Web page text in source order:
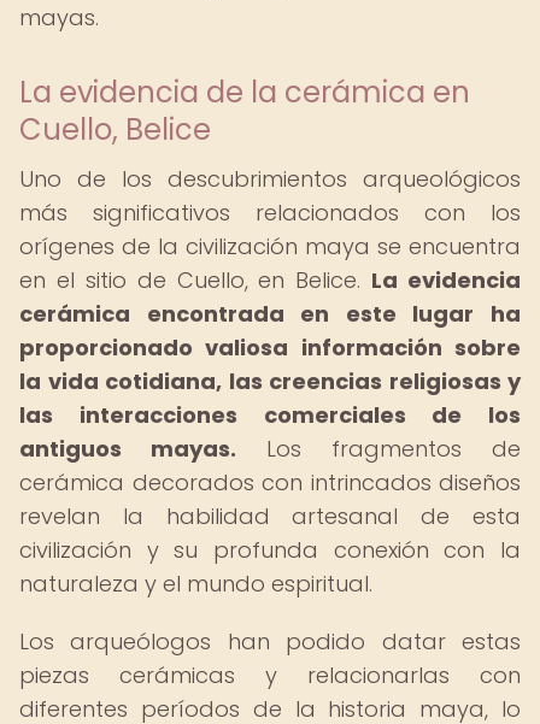
mayas.
La evidencia de la cerámica en
Cuello, Belice
Uno de los descubrimientos arqueológicos
más significativos relacionados con los
orígenes de la civilización maya se encuentra
en el sitio de Cuello, en Belice. La evidencia
cerámica encontrada en este lugar ha
proporcionado valiosa información sobre
la vida cotidiana, las creencias religiosas y
las interacciones comerciales de los
antiguos mayas. Los fragmentos de
cerámica decorados con intrincados diseños
revelan la habilidad artesanal de esta
civilización y su profunda conexión con la
naturaleza y el mundo espiritual.
Los arqueólogos han podido datar estas
piezas cerámicas y relacionarlas con
diferentes períodos de la historia maya, lo